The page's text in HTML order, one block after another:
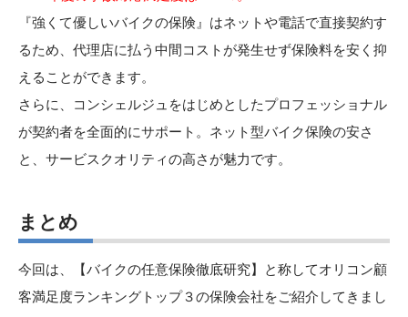
『強くて優しいバイクの保険』はネットや電話で直接契約す
るため、代理店に払う中間コストが発生せず保険料を安く抑
えることができます。
さらに、コンシェルジュをはじめとしたプロフェッショナル
が契約者を全面的にサポート。ネット型バイク保険の安さ
と、サービスクオリティの高さが魅力です。
まとめ
今回は、【バイクの任意保険徹底研究】と称してオリコン顧
客満足度ランキングトップ３の保険会社をご紹介してきまし